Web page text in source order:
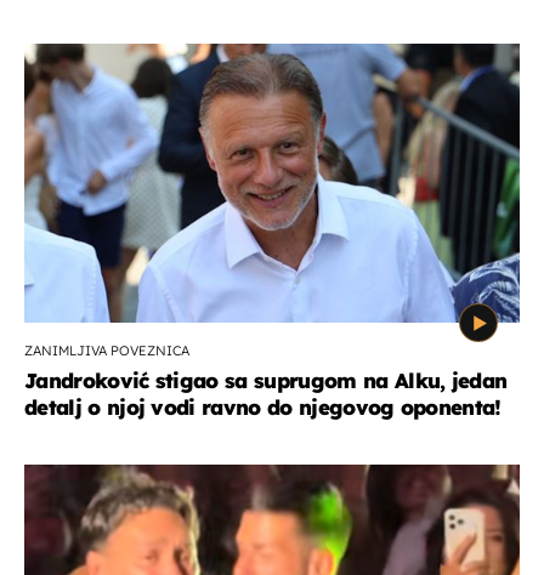
ZANIMLJIVA POVEZNICA
Jandroković stigao sa suprugom na Alku, jedan
detalj o njoj vodi ravno do njegovog oponenta!